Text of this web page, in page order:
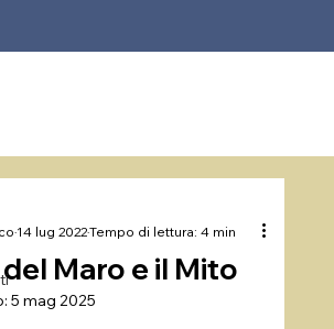
Maro e il Mito
14 lug 2022Tempo di lettura: 4 min
5 mag 2025